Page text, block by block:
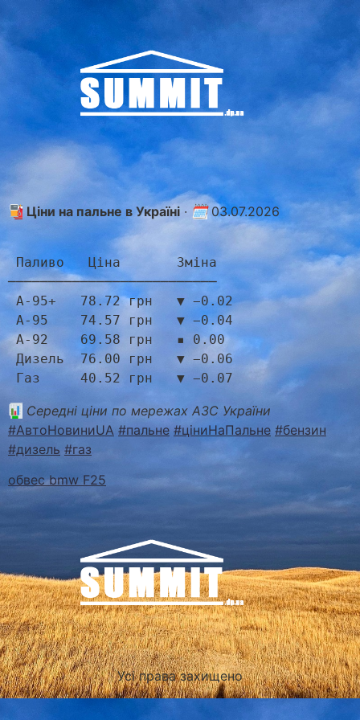
Ціни на пальне в Україні · 🗓03.07.2026
Паливо   Ціна       Зміна
──────────────────────────
А-95+   78.72 грн   ▼ −0.02
А-95    74.57 грн   ▼ −0.04
А-92    69.58 грн ▪
0.00
Дизель  76.00 грн   ▼ −0.06
Газ     40.52 грн   ▼ −0.07
Середні ціни по мережах АЗС України
#АвтоНовиниUA #пальне #ціниНаПальне #бензин
#дизель #газ
обвес bmw F25
Усі права захищено